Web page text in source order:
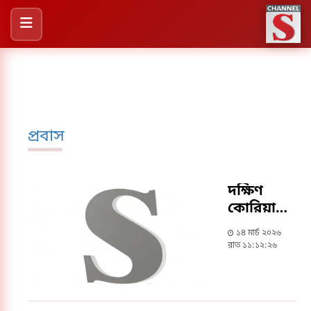
প্রবাস
দক্ষিণ
কোরিয়ায়
সড়ক
দুর্ঘটনায়
১৪ মার্চ ২০২৬
রাত ১১:১২:২৬